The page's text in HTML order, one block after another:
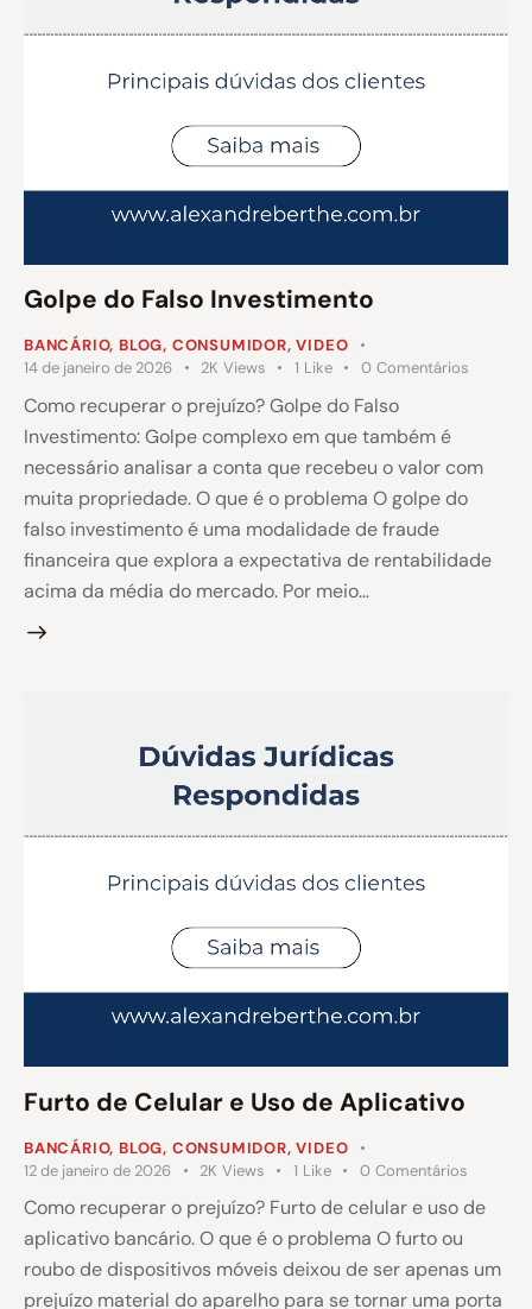
Golpe do Falso Investimento
BANCÁRIO, BLOG, CONSUMIDOR,VIDEO
14 de janeiro de 2026
2K Views 1 Like 0 Comentários
Como recuperar o prejuízo? Golpe do Falso
Investimento: Golpe complexo em que também é
necessário analisar a conta que recebeu o valor com
muita propriedade. O que é o problema O golpe do
falso investimento é uma modalidade de fraude
financeira que explora a expectativa de rentabilidade
acima da média do mercado. Por meio…
Furto de Celular e Uso de Aplicativo
BANCÁRIO, BLOG, CONSUMIDOR,VIDEO
12 de janeiro de 2026
2K Views 1 Like 0 Comentários
Como recuperar o prejuízo? Furto de celular e uso de
aplicativo bancário. O que é o problema O furto ou
roubo de dispositivos móveis deixou de ser apenas um
prejuízo material do aparelho para se tornar uma porta